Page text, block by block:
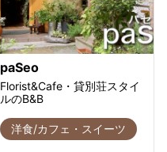
paSeo
Florist&Cafe・貸別荘スタイ
ルのB&B
洋食/カフェ・スイーツ